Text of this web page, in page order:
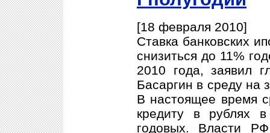
[18 февраля 2010]
Ставка банковских
снизиться до 11%
2010 года, заявил
Басаргин в среду на
В настоящее время
кредиту в рублях
годовых. Власти РФ